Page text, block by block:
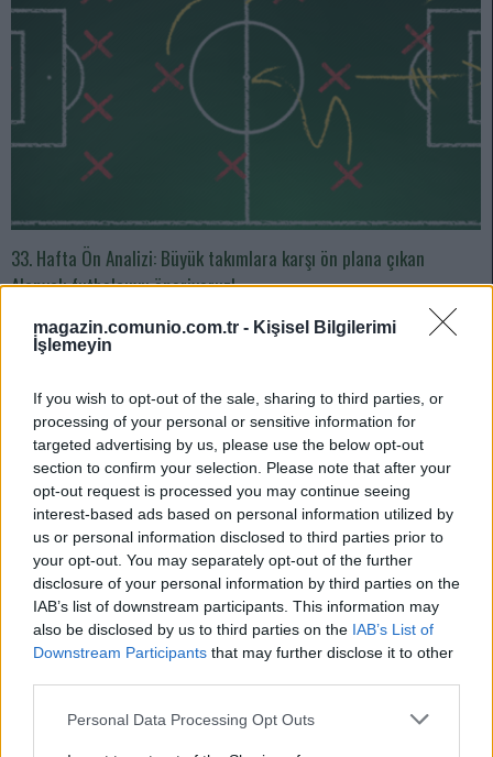
magazin.comunio.com.tr - Kişisel Bilgilerimi
İşlemeyin
If you wish to opt-out of the sale, sharing to third parties, or
processing of your personal or sensitive information for
targeted advertising by us, please use the below opt-out
section to confirm your selection. Please note that after your
opt-out request is processed you may continue seeing
interest-based ads based on personal information utilized by
us or personal information disclosed to third parties prior to
your opt-out. You may separately opt-out of the further
disclosure of your personal information by third parties on the
IAB’s list of downstream participants. This information may
also be disclosed by us to third parties on the IAB’s List of
Downstream Participants that may further disclose it to other
Please note that this website/app uses one or more Google
Personal Data Processing Opt Outs
33. Hafta Ön Analizi: Büyük takımlara karşı ön plana çıkan
Alanyalı futbolcuyu öneriyoruz!
Süper Lig ara vermeden devam ediyor. Kolları sıvayarak analizimizi